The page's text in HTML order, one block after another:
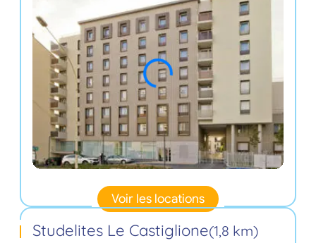
Voir les locations
Studelites Le Castiglione(1,8 km)